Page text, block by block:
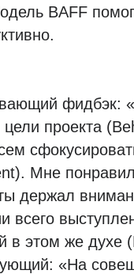
BAFF
фидбэк:
цели проекта
Мне
держал
всего
в этом же духе
«На